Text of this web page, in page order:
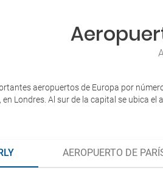
aeropuertos de Europa por
Londres. Al sur de la capital se ubica
AEROPUERTO DE